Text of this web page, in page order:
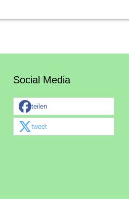
Social Media
teilen
tweet